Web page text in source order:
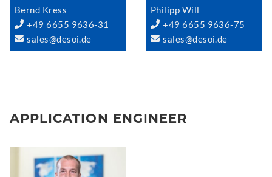
Bernd Kress
+49 6655 9636-31
sales@desoi.de
Philipp Will
+49 6655 9636-75
sales@desoi.de
APPLICATION ENGINEER